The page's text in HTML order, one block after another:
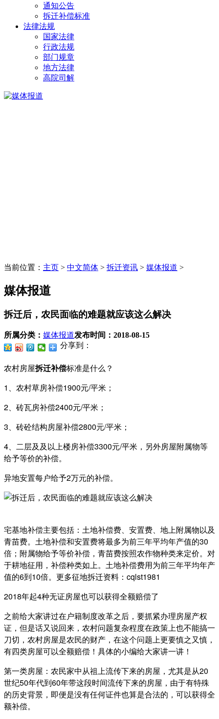
通知公告
拆迁补偿标准
法律法规
国家法律
行政法规
部门规章
地方法律
高院司解
当前位置： 主页 > 中文简体 > 拆迁资讯 > 媒体报道 >
媒体报道
拆迁后，农民面临的难题就应该这么解决
所属分类： 媒体报道发布时间： 2018-08-15
分享到：
农村房屋拆迁补偿标准是什么？
1、农村草房补偿1900元/平米；
2、砖瓦房补偿2400元/平米；
3、砖砼结构房屋补偿2800元/平米；
4、二层及及以上楼房补偿3300元/平米，另外房屋附属物等
给予等价的补偿。
异地安置每户给予2万元的补偿。
宅基地补偿主要包括：土地补偿费、安置费、地上附属物以及
青苗费。土地补偿和安置费将最多为前三年平均年产值的30
倍；附属物给予等价补偿，青苗费按照农作物种类来定价。对
于耕地征用，补偿种类如上。土地补偿费用为前三年平均年产
值的6到10倍。更多征地拆迁资料：cqlst1981
2018年起4种无证房屋也可以获得全额赔偿了
之前给大家讲过在户籍制度改革之后，要抓紧办理房屋产权
证，但是话又说回来，农村问题复杂程度在政策上也不能搞一
刀切，农村房屋是农民的财产，在这个问题上更要慎之又慎，
有四类房屋可以全额赔偿！具体的小编给大家讲一讲！
第一类房屋：农民家中从祖上流传下来的房屋，尤其是从20
世纪50年代到60年带这段时间流传下来的房屋，由于有特殊
的历史背景，即便是没有任何证件也算是合法的，可以获得全
额补偿。